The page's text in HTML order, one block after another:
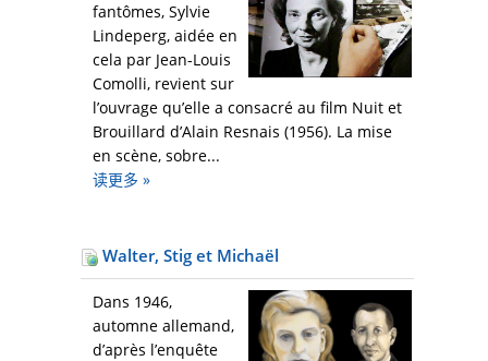
fantômes, Sylvie
Lindeperg, aidée en
cela par Jean-Louis
Comolli, revient sur
l’ouvrage qu’elle a consacré au film Nuit et
Brouillard d’Alain Resnais (1956). La mise
en scène, sobre...
读更多 »
Walter, Stig et Michaël
Dans 1946,
automne allemand,
d’après l’enquête